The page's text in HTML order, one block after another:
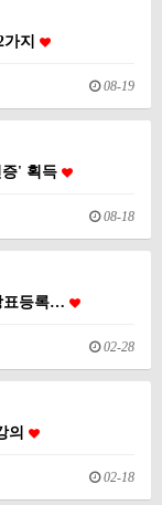
지
08-19
' 획득
08-18
표등록…
02-28
의
02-18